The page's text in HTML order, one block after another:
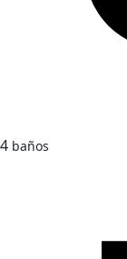
4 baños